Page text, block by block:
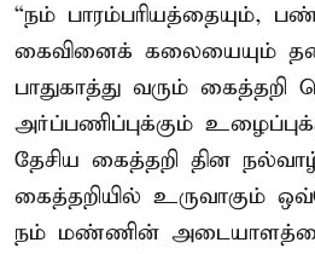
“நம் பாரம்பரியத்தையும்,
கைவினைக் கலையையும்
பாதுகாத்து வரும் கைத்தறி
அர்ப்பணிப்புக்கும்
தேசிய கைத்தறி தின
கைத்தறியில் உருவாகும்
நம் மண்ணின்